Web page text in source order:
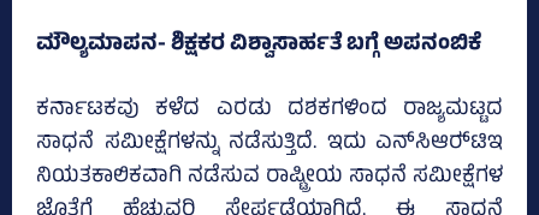
ಮೌಲ್ಯಮಾಪನ- ಶಿಕ್ಷಕರ ವಿಶ್ವಾಸಾರ್ಹತೆ ಬಗ್ಗೆ ಅಪನಂಬಿಕೆ
ಕರ್ನಾಟಕವು ಕಳೆದ ಎರಡು ದಶಕಗಳಿಂದ ರಾಜ್ಯಮಟ್ಟದ
ಸಾಧನೆ ಸಮೀಕ್ಷೆಗಳನ್ನು ನಡೆಸುತ್ತಿದೆ. ಇದು ಎನ್‌ಸಿಆರ್‍‌ಟಿಇ
ನಿಯತಕಾಲಿಕವಾಗಿ ನಡೆಸುವ ರಾಷ್ಟ್ರೀಯ ಸಾಧನೆ ಸಮೀಕ್ಷೆಗಳ